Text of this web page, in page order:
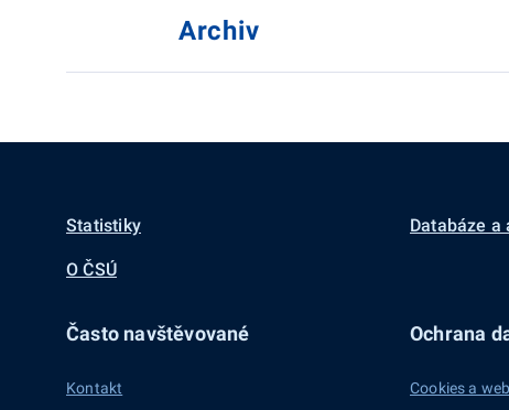
Archiv
Statistiky Databáze a
O ČSÚ
Často navštěvované
Kontakt
Ochrana
Cookies a